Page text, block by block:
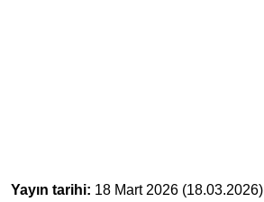
Yayın tarihi: 18 Mart 2026 (18.03.2026)